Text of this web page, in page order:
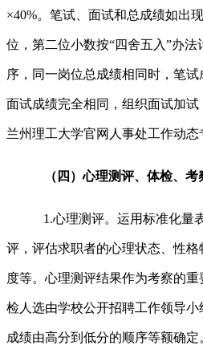
×40%。笔试、面试和总成绩如出
位，第二位小数按“四舍五入”办
序，同一岗位总成绩相同时，笔
面试成绩完全相同，组织面试加
兰州理工大学官网人事处工作动态
（四）心理测评、 体检、考
1.心理测评。运用标准化量
评，评估求职者的心理状态、性
度等。心理测评结果作为考察的
检人选由学校公开招聘工作领导
成绩由高分到低分的顺序等额确